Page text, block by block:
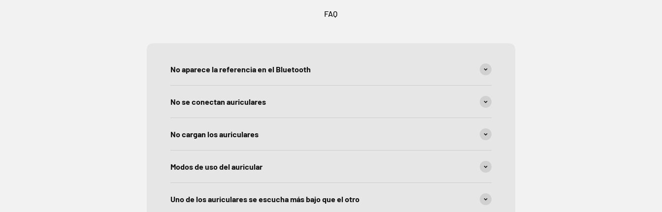
FAQ
No aparece la referencia en el Bluetooth
No se conectan auriculares
No cargan los auriculares
Modos de uso del auricular
Uno de los auriculares se escucha más bajo que el otro